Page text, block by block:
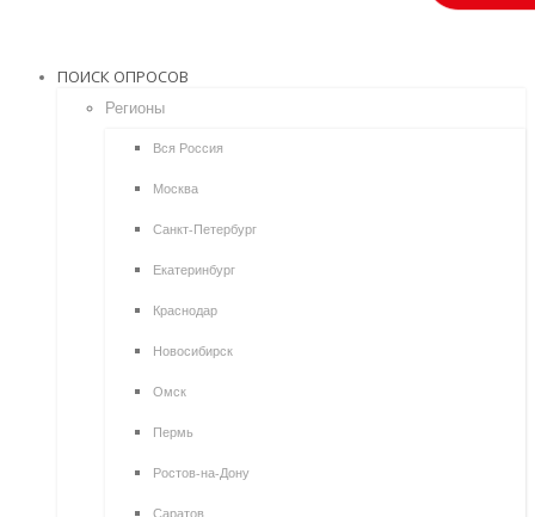
ПОИСК ОПРОСОВ
Регионы
Вся Россия
Москва
Санкт-Петербург
Екатеринбург
Краснодар
Новосибирск
Омск
Пермь
Ростов-на-Дону